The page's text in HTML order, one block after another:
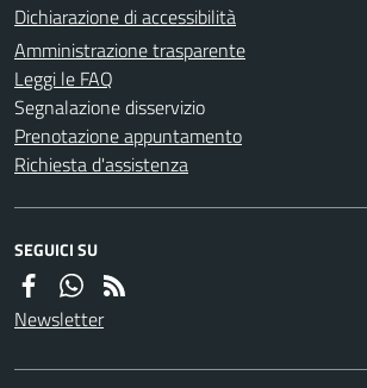
Dichiarazione di accessibilità
Amministrazione trasparente
Leggi le FAQ
Segnalazione disservizio
Prenotazione appuntamento
Richiesta d'assistenza
SEGUICI SU
Newsletter